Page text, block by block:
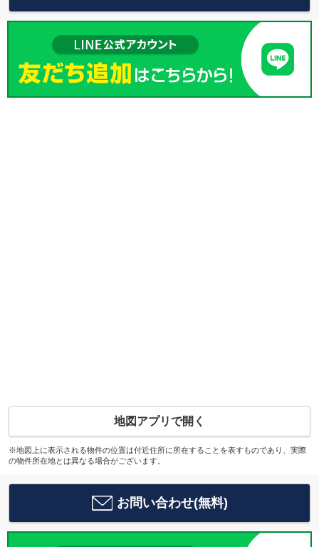
地図アプリで開く
※地図上に表示される物件の位置は付近住所に所在することを表すものであり、実際
の物件所在地とは異なる場合がございます。
お問い合わせ(無料)